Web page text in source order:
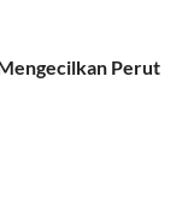
Perut